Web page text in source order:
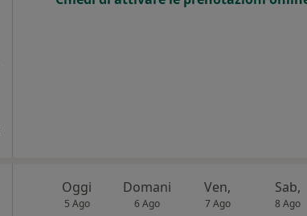
Oggi
5 Ago
Domani
6 Ago
Ven,
7 Ago
Sab,
8 Ago